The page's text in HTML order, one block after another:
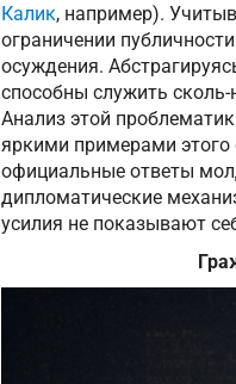
Калик, например).
ограничении
осуждения.
способны служить
Анализ этой
яркими примерами этого
официальные ответы
дипломатические
усилия не показывают